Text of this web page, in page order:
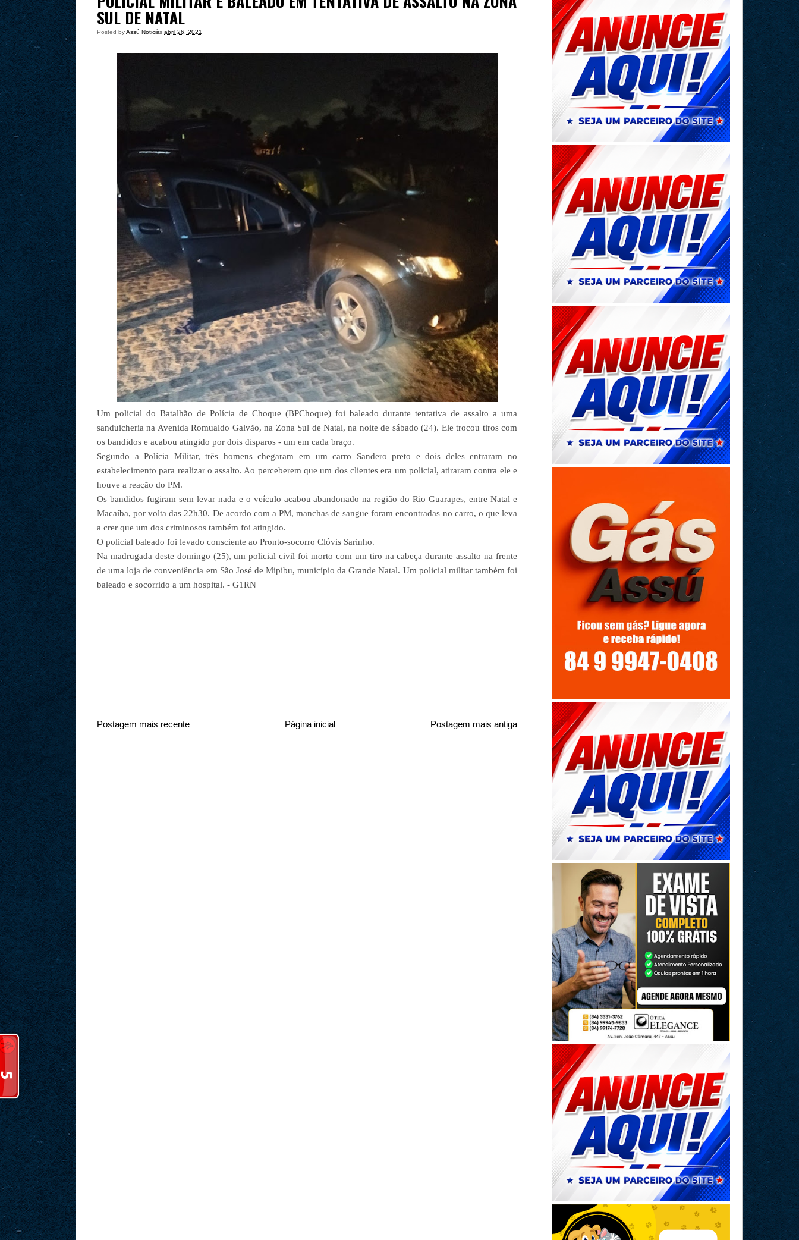
SUL DE NATAL
Posted byAssú Noticia
às abril 26, 2021
Um policial do Batalhão de Polícia de Choque (BPChoque) foi baleado durante tentativa de assalto a uma
sanduicheria na Avenida Romualdo Galvão, na Zona Sul de Natal, na noite de sábado (24). Ele trocou tiros com
os bandidos e acabou atingido por dois disparos - um em cada braço.
Segundo a Polícia Militar, três homens chegaram em um carro Sandero preto e dois deles entraram no
estabelecimento para realizar o assalto. Ao perceberem que um dos clientes era um policial, atiraram contra ele e
houve a reação do PM.
Os bandidos fugiram sem levar nada e o veículo acabou abandonado na região do Rio Guarapes, entre Natal e
Macaíba, por volta das 22h30. De acordo com a PM, manchas de sangue foram encontradas no carro, o que leva
a crer que um dos criminosos também foi atingido.
O policial baleado foi levado consciente ao Pronto-socorro Clóvis Sarinho.
Na madrugada deste domingo (25), um policial civil foi morto com um tiro na cabeça durante assalto na frente
de uma loja de conveniência em São José de Mipibu, município da Grande Natal. Um policial militar também foi
baleado e socorrido a um hospital. - G1RN
Postagem mais recente Postagem mais antiga
Página inicial